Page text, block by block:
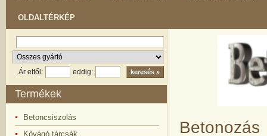
OLDALTÉRKÉP
Ár ettől: eddig:
Termékek
Betoncsiszolás
Kővágó tárcsák
Betonozás